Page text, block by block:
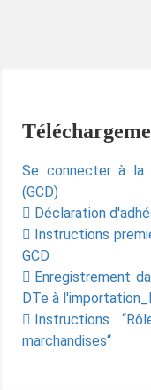
Se connecter à la
(GCD)
Déclaration
Instructions
GCD
Enregistrement
DTe à
Instructions
marchandises“